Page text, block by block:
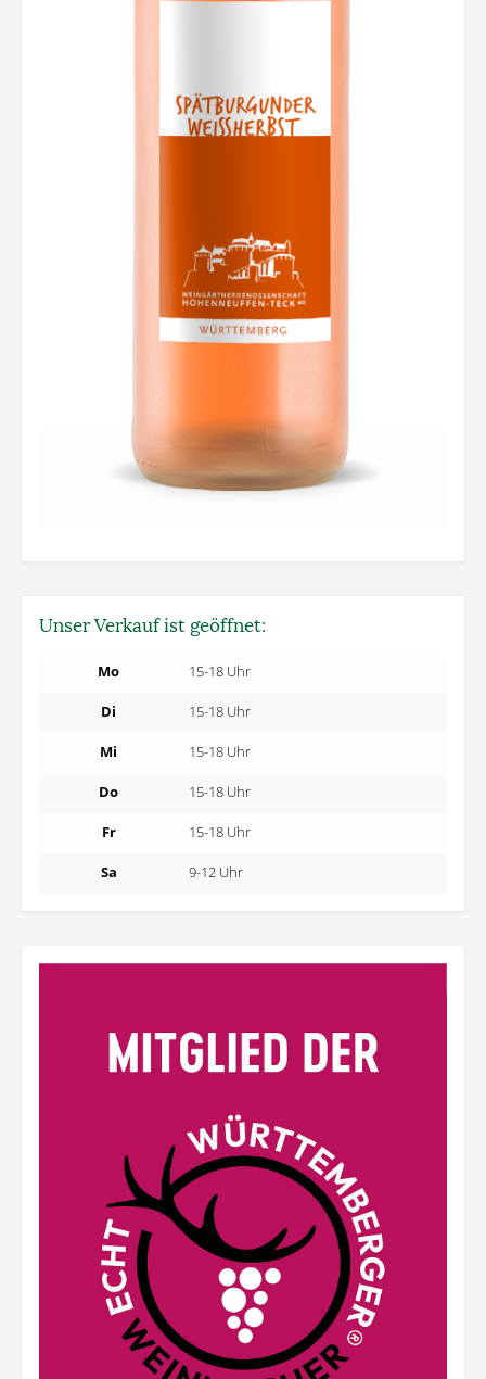
Unser Verkauf ist geöffnet:
Mo 15-18 Uhr
Di 15-18 Uhr
Mi 15-18 Uhr
Do 15-18 Uhr
Fr 15-18 Uhr
Sa 9-12 Uhr